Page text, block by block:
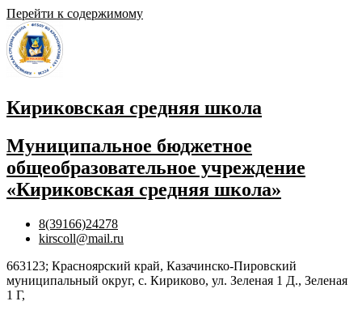
Перейти к содержимому
Кириковская средняя школа
Муниципальное бюджетное
общеобразовательное учреждение
«Кириковская средняя школа»
8(39166)24278
kirscoll@mail.ru
663123; Красноярский край, Казачинско-Пировский
муниципальный округ, с. Кириково, ул. Зеленая 1 Д., Зеленая
1 Г,